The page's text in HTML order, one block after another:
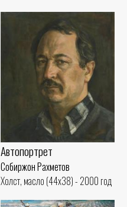
Автопортрет
Собиржон Рахметов
Холст, масло (44x38) - 2000 год